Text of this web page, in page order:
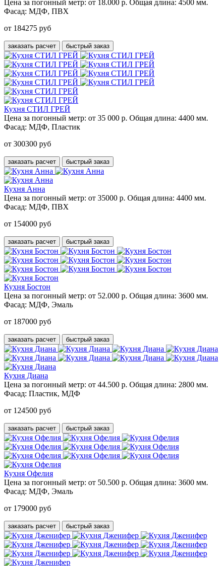
Цена за погонный метр: от 18.000 р. Общая длина: 4500 мм.
Фасад: МДФ, ПВХ
от 184275 руб
заказать расчет быстрый заказ
Кухня СТИЛ ГРЕЙ
Цена за погонный метр: от 35 000 р. Общая длина: 4400 мм.
Фасад: МДФ, Пластик
от 300300 руб
заказать расчет быстрый заказ
Кухня Анна
Цена за погонный метр: от 35000 р. Общая длина: 4400 мм.
Фасад: МДФ, ПВХ
от 154000 руб
заказать расчет быстрый заказ
Кухня Бостон
Цена за погонный метр: от 52.000 р. Общая длина: 3600 мм.
Фасад: МДФ, Эмаль
от 187000 руб
заказать расчет быстрый заказ
Кухня Диана
Цена за погонный метр: от 44.500 р. Общая длина: 2800 мм.
Фасад: Пластик, МДФ
от 124500 руб
заказать расчет быстрый заказ
Кухня Офелия
Цена за погонный метр: от 50.500 р. Общая длина: 3600 мм.
Фасад: МДФ, Эмаль
от 179000 руб
заказать расчет быстрый заказ